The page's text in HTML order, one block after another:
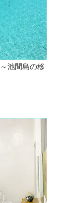
池間島の移